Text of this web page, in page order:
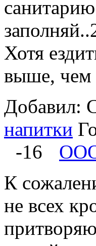
Хотя
выше, чем
Добавил:
напитки
-16
К
не всех